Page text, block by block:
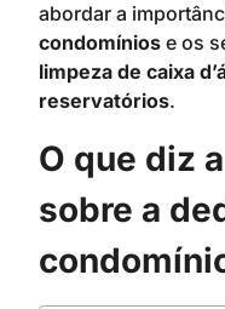
abordar a
condomínios e os
limpeza de caixa
reservatórios.
O que diz
sobre a